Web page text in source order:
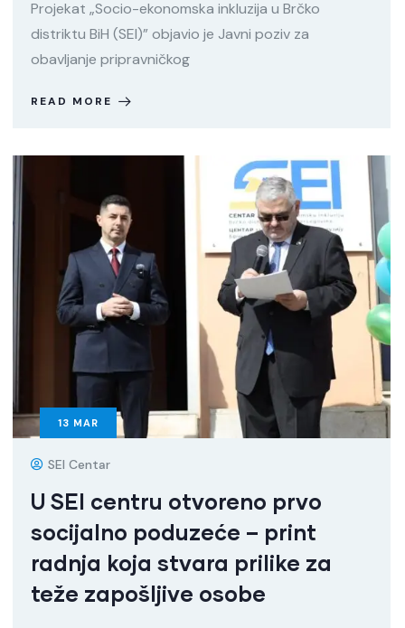
Projekat „Socio-ekonomska inkluzija u Brčko
distriktu BiH (SEI)” objavio je Javni poziv za
obavljanje pripravničkog
READ MORE
13 MAR
SEI Centar
U SEI centru otvoreno prvo
socijalno poduzeće – print
radnja koja stvara prilike za
teže zapošljive osobe